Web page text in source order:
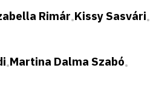
Rimár•Kissy Sasvári•
•Martina Dalma Szabó•